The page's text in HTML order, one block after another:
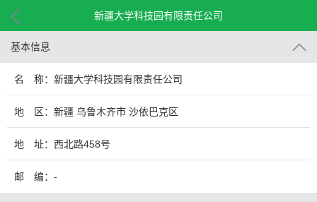
新疆大学科技园有限责任公司
基本信息
名 称：新疆大学科技园有限责任公司
地 区：新疆 乌鲁木齐市 沙依巴克区
地 址：西北路458号
邮 编：-